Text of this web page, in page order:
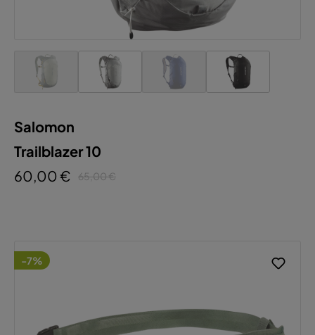
Salomon
Trailblazer 10
60,00 €
65,00 €
-7%